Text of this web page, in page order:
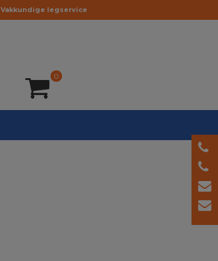
Vakkundige legservice
0